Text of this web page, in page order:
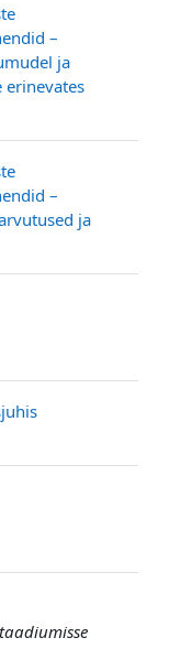
–
ja
URL
–
ja